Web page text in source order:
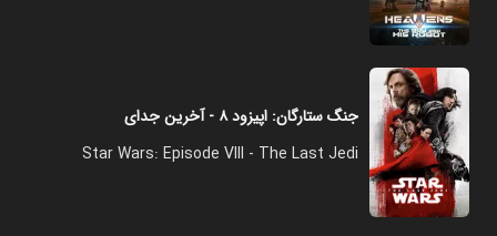
جنگ ستارگان: اپیزود ۸ - آخرین جدای
Star Wars: Episode VIII - The Last Jedi